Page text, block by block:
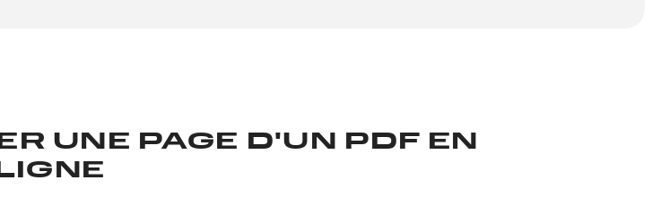
UNE PAGE D'UN PDF EN
LIGNE